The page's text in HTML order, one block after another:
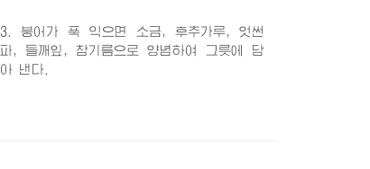
3. 붕어가 푹 익으면 소금, 후추가루, 엇썬
파, 들깨잎, 참기름으로 양념하여 그릇에 담
아 낸다.